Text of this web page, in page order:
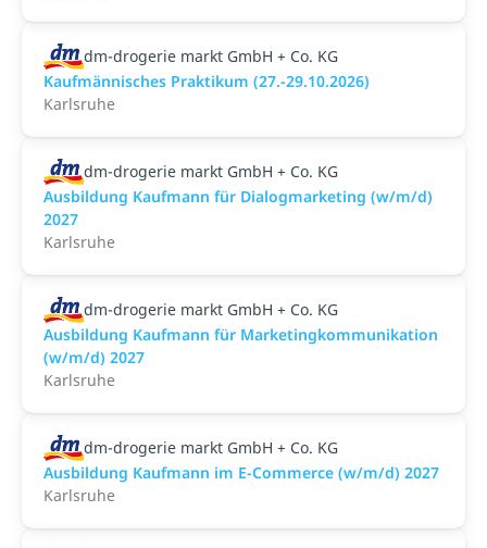
dm-drogerie markt GmbH + Co. KG
Kaufmännisches Praktikum (27.-29.10.2026)
Karlsruhe
dm-drogerie markt GmbH + Co. KG
Ausbildung Kaufmann für Dialogmarketing (w/m/d)
2027
Karlsruhe
dm-drogerie markt GmbH + Co. KG
Ausbildung Kaufmann für Marketingkommunikation
(w/m/d) 2027
Karlsruhe
dm-drogerie markt GmbH + Co. KG
Ausbildung Kaufmann im E-Commerce (w/m/d) 2027
Karlsruhe